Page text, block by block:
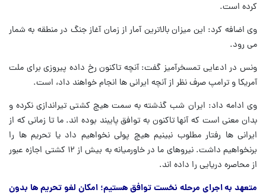
کرده است.
وی اضافه کرد: این میزان بالاترین آمار از زمان آغاز جنگ در منطقه به شمار
می رود.
ونس در ادعایی تمسخرآمیز گفت: آنچه تاکنون رخ داده پیروزی برای ملت
آمریکا و ترامپ صرف نظر از آنچه ایرانی ها انجام خواهند داد، است.
وی ادامه داد: ایران شب گذشته به سمت هیچ کشتی تیراندازی نکرده و
بدان معنی است که آنها تاکنون به توافق پایبند بوده اند. ما تا زمانی که از
ایرانی ها رفتار مطلوب نبینیم هیچ پولی نخواهیم داد یا تحریم ها را
برنخواهیم داشت. نیروهای ما در خاورمیانه به بیش از ۱۲ کشتی اجازه عبور
از محاصره دریایی را داده اند.
متعهد به اجرای مرحله نخست توافق هستیم؛ امکان لغو تحریم ها بدون